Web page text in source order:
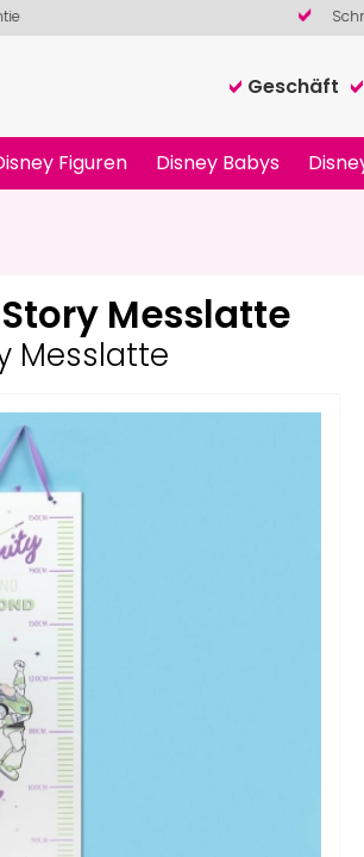
Geschäft
Figuren Disney Babys
Messlatte
Messlatte